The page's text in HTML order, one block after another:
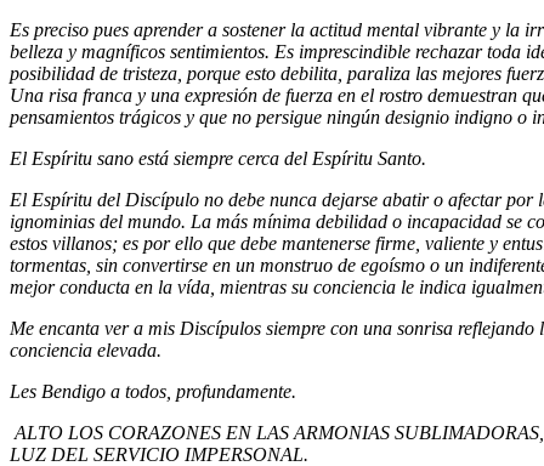
Es preciso pues aprender a sostener la actitud mental vibrante y la
belleza y magníficos sentimientos. Es imprescindible rechazar toda
posibilidad de tristeza, porque esto debilita, paraliza las mejores
Una risa franca y una expresión de fuerza en el rostro demuestran
pensamientos trágicos y que no persigue ningún designio indigno o
El Espíritu sano está siempre cerca del Espíritu Santo.
El Espíritu del Discípulo no debe nunca dejarse abatir o afectar por
ignominias del mundo. La más mínima debilidad o incapacidad se
estos villanos; es por ello que debe mantenerse firme, valiente y
tormentas, sin convertirse en un monstruo de egoísmo o un
mejor conducta en la vída, mientras su conciencia le indica
Me encanta ver a mis Discípulos siempre con una sonrisa
conciencia elevada.
Les Bendigo a todos, profundamente.
ALTO LOS CORAZONES EN LAS ARMONIAS
LUZ DEL SERVICIO IMPERSONAL.